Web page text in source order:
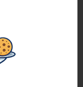
damit zu
eine
Werbeartikel wie
nützliche
die mit dem
Sie bei der
auf Material und
Zielgruppe die